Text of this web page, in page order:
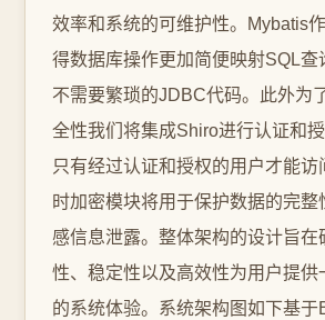
效率和系统的可维护性。Mybatis
得数据库操作更加简便映射SQL查
不需要繁琐的JDBC代码。此外为
全性我们将集成Shiro进行认证和
只有经过认证和授权的用户才能访
时加密模块将用于保护数据的完整
感信息泄露。整体架构的设计旨在
性、稳定性以及高效性为用户提供
的系统体验。系统架构图如下基于